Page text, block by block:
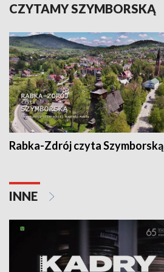
CZYTAMY SZYMBORSKĄ
Rabka-Zdrój czyta Szymborską
INNE